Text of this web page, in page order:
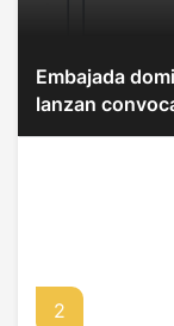
Embajada
lanzan
París
2